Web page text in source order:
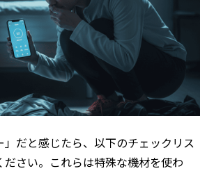
」だと感じたら、以下のチェックリス
ださい。これらは特殊な機材を使わ